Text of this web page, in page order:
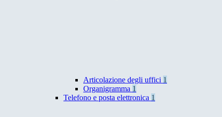
Articolazione degli uffici 1
Organigramma 1
Telefono e posta elettronica 1